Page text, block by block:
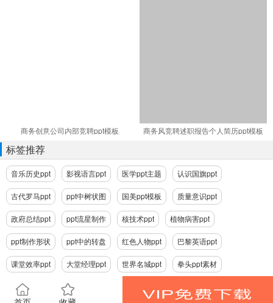
商务创意公司内部竞聘ppt模板 商务风竞聘述职报告个人简历ppt模板
标签推荐
音乐历史ppt 影视语言ppt 医学ppt主题 认识国旗ppt
古代罗马ppt ppt中树状图 国美ppt模板 质量意识ppt
政府总结ppt ppt流星制作 核技术ppt 植物病害ppt
ppt制作形状 ppt中的转盘 红色人物ppt 巴黎英语ppt
课堂效率ppt 大堂经理ppt 世界名城ppt 拳头ppt素材